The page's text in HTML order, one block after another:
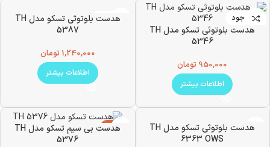
ناموجود
هدست بلوتوثی تسکو مدل TH
5346
950,000 تومان
اطلاعات بیشتر
ناموجود
هدست بلوتوثی تسکو مدل TH
5387
1,240,000 تومان
اطلاعات بیشتر
هدست بلوتوثی تسکو مدل TH
6363 OWS
-13%
هدست بی سیم تسکو مدل TH
5376